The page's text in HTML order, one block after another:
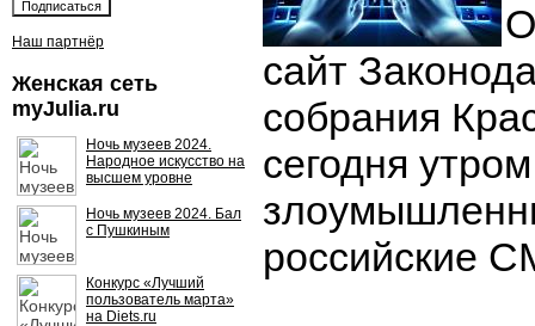
Наш партнёр
Женская сеть
myJulia.ru
Ночь музеев 2024.
Народное искусство на
высшем уровне
Ночь музеев 2024. Бал
с Пушкиным
Конкурс «Лучший
пользователь марта»
на Diets.ru
сайт
собрания
сегодня
российские